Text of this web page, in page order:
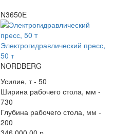
N3650E
Электрогидравлический пресс,
50 т
NORDBERG
Усилие, т - 50
Ширина рабочего стола, мм -
730
Глубина рабочего стола, мм -
200